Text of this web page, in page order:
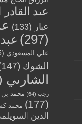
عبد
عبار (133)
(297)
علي المسعودي (85)
الشوك (147)
الشارني
رجب(64) محمد بن
(177)
محمد
الدين